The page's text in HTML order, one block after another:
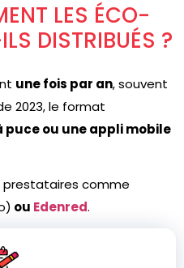
LES ÉCO-
DISTRIBUÉS ?
une fois par an, souvent
2023, le format
puce ou une appli mobile
prestataires comme
ou Edenred.